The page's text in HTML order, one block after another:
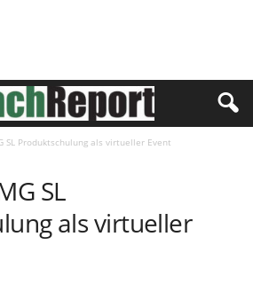
SL Produktschulung als virtueller Event
SL
als virtueller